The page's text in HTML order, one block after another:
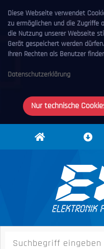
Diese Webseite verwendet
zu ermöglichen und die Zugriffe
die Nutzung unserer Webseite
Gerät gespeichert werden
Ihren Rechten als Benutzer
Datenschutzerklärung
Nur technische
Elektronik